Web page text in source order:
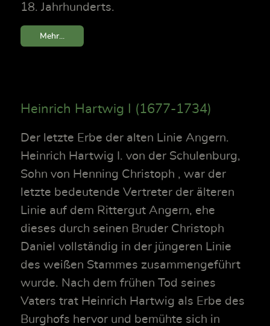
18. Jahrhunderts.
Mehr...
Heinrich Hartwig I (1677-1734)
Der letzte Erbe der alten Linie Angern.
Heinrich Hartwig I. von der Schulenburg,
Sohn von Henning Christoph , war der
letzte bedeutende Vertreter der älteren
Linie auf dem Rittergut Angern, ehe
dieses durch seinen Bruder Christoph
Daniel vollständig in der jüngeren Linie
des weißen Stammes zusammengeführt
wurde. Nach dem frühen Tod seines
Vaters trat Heinrich Hartwig als Erbe des
Burghofs hervor und bemühte sich in